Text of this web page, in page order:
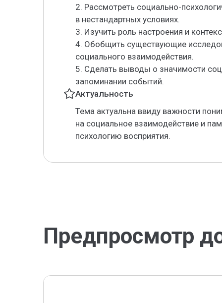
2. Рассмотреть социально-
в нестандартных условиях.
3. Изучить роль настроения и
4. Обобщить существующие
социального взаимодействия.
5. Сделать выводы о значимости
запоминании событий.
Актуальность
Тема актуальна ввиду важности
на социальное взаимодействие и
психологию восприятия.
Предпросмотр